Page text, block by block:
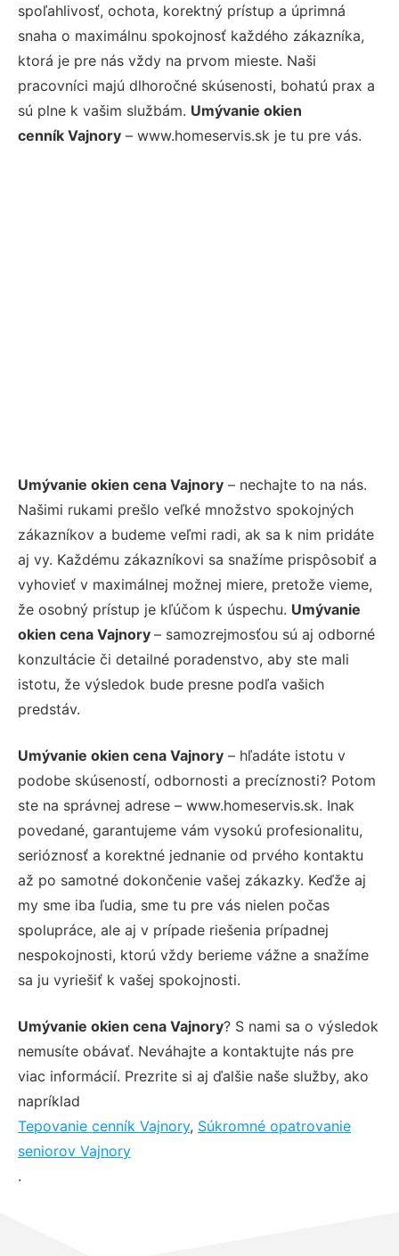
spoľahlivosť, ochota, korektný prístup a úprimná
snaha o maximálnu spokojnosť každého zákazníka,
ktorá je pre nás vždy na prvom mieste. Naši
pracovníci majú dlhoročné skúsenosti, bohatú prax a
sú plne k vašim službám. Umývanie okien
cenník Vajnory – www.homeservis.sk je tu pre vás.
Umývanie okien cena Vajnory – nechajte to na nás.
Našimi rukami prešlo veľké množstvo spokojných
zákazníkov a budeme veľmi radi, ak sa k nim pridáte
aj vy. Každému zákazníkovi sa snažíme prispôsobiť a
vyhovieť v maximálnej možnej miere, pretože vieme,
že osobný prístup je kľúčom k úspechu. Umývanie
okien cena Vajnory – samozrejmosťou sú aj odborné
konzultácie či detailné poradenstvo, aby ste mali
istotu, že výsledok bude presne podľa vašich
predstáv.
Umývanie okien cena Vajnory – hľadáte istotu v
podobe skúseností, odbornosti a precíznosti? Potom
ste na správnej adrese – www.homeservis.sk. Inak
povedané, garantujeme vám vysokú profesionalitu,
serióznosť a korektné jednanie od prvého kontaktu
až po samotné dokončenie vašej zákazky. Keďže aj
my sme iba ľudia, sme tu pre vás nielen počas
spolupráce, ale aj v prípade riešenia prípadnej
nespokojnosti, ktorú vždy berieme vážne a snažíme
sa ju vyriešiť k vašej spokojnosti.
Umývanie okien cena Vajnory? S nami sa o výsledok
nemusíte obávať. Neváhajte a kontaktujte nás pre
viac informácií. Prezrite si aj ďalšie naše služby, ako
napríklad
Tepovanie cenník Vajnory, Súkromné opatrovanie
seniorov Vajnory
.